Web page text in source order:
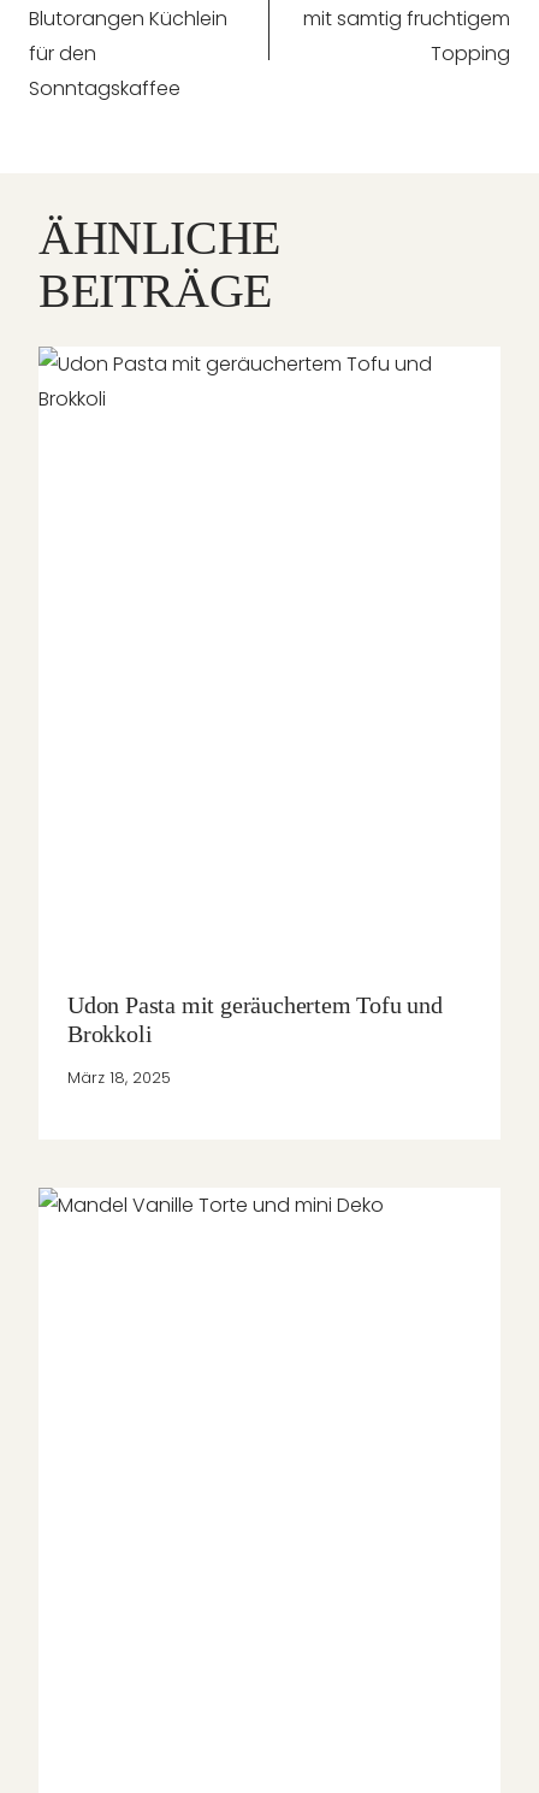
Blutorangen Küchlein
für den
Sonntagskaffee
mit samtig fruchtigem
Topping
ÄHNLICHE
BEITRÄGE
Udon Pasta mit geräuchertem Tofu und
Brokkoli
März 18, 2025